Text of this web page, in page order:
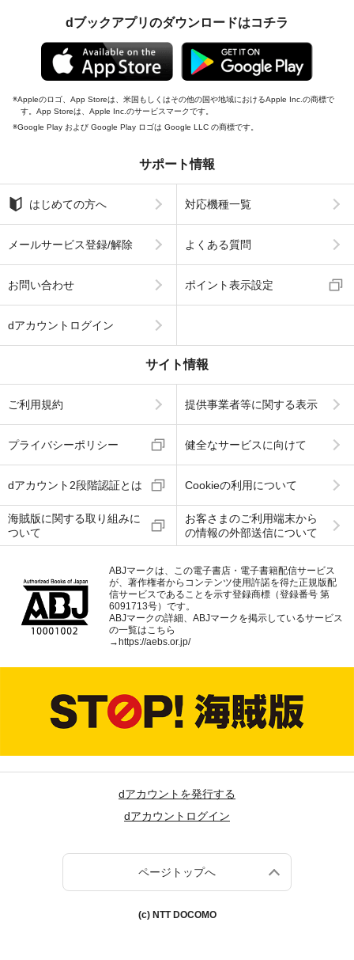
dブックアプリのダウンロードはコチラ
Appleのロゴ、App Storeは、米国もしくはその他の国や地域におけるApple Inc.の商標で
す。App Storeは、Apple Inc.のサービスマークです。
Google Play および Google Play ロゴは Google LLC の商標です。
サポート情報
はじめての方へ 対応機種一覧
メールサービス登録/解除 よくある質問
お問い合わせ ポイント表示設定
dアカウントログイン
サイト情報
ご利用規約 提供事業者等に関する表示
プライバシーポリシー 健全なサービスに向けて
dアカウント2段階認証とは Cookieの利用について
海賊版に関する取り組みに
ついて
お客さまのご利用端末から
の情報の外部送信について
ABJマークは、この電子書店・電子書籍配信サービス
が、著作権者からコンテンツ使用許諾を得た正規版配
信サービスであることを示す登録商標（登録番号 第
6091713号）です。
ABJマークの詳細、ABJマークを掲示しているサービス
の一覧はこちら
→ https://aebs.or.jp/
dアカウントを発行する
dアカウントログイン
ページトップへ
(c) NTT DOCOMO